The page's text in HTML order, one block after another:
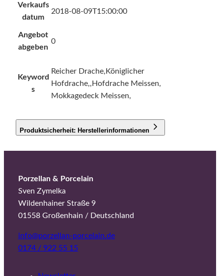
Verkaufs
datum
2018-08-09T15:00:00
Angebot
abgeben
0
Keyword
s
Reicher Drache,Königlicher
Hofdrache,,Hofdrache Meissen,
Mokkagedeck Meissen,
Produktsicherheit: Herstellerinformationen
Porzellan & Porcelain
Sven Zymelka
Wildenhainer Straße 9
01558 Großenhain / Deutschland
info@porzellan-porcelain.de
0174 / 922 55 15